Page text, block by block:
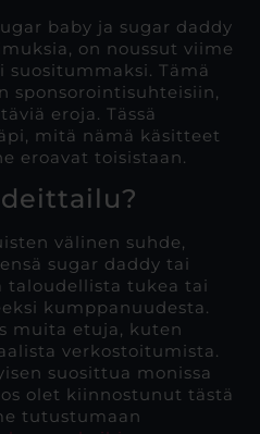
baby ja sugar daddy
on noussut viime
Tämä
sponsorointisuhteisiin,
eroja. Tässä
mitä nämä käsitteet
eroavat toisistaan.
välinen suhde,
sugar daddy tai
taloudellista tukea tai
kumppanuudesta.
muita etuja, kuten
verkostoitumista.
suosittua monissa
olet kiinnostunut tästä
tutustumaan